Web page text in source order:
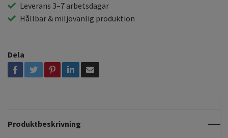
Leverans 3–7 arbetsdagar
Hållbar & miljövänlig produktion
Dela
Produktbeskrivning